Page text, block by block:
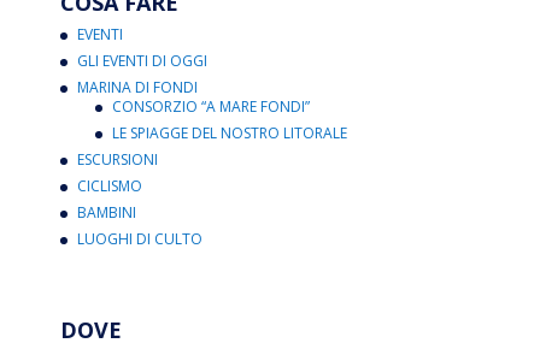
EVENTI
GLI EVENTI DI OGGI
MARINA DI FONDI
CONSORZIO “A MARE FONDI”
LE SPIAGGE DEL NOSTRO LITORALE
ESCURSIONI
CICLISMO
BAMBINI
LUOGHI DI CULTO
DOVE